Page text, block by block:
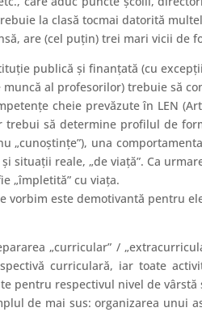
la clasă tocmai datorită
are (cel puţin) trei mari vicii de
publică şi finanţată (cu
al profesorilor) trebuie să
cheie prevăzute în LEN
trebui să determine profilul de
„cunoştinţe”), una
situaţii reale, „de viaţă”. Ca
„împletită” cu viaţa.
vorbim este demotivantă pentru
„curricular” /
curriculară, iar toate
pentru respectivul nivel de
de mai sus: organizarea unui